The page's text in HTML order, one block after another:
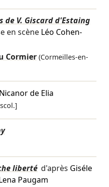
de V. Giscard d'Estaing
en scène Léo Cohen-
Cormier (Cormeilles-en-
Nicanor de Elia
liberté d'après Giséle
Paugam